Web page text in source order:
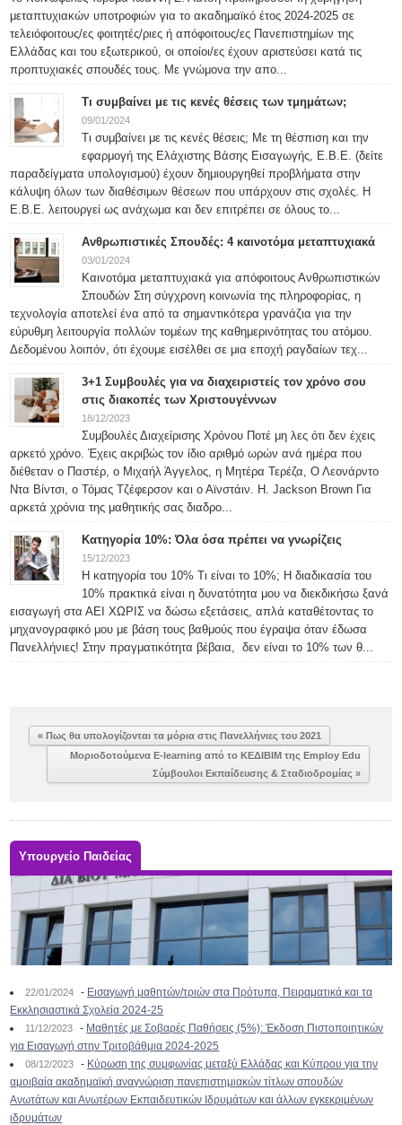
μεταπτυχιακών υποτροφιών για το ακαδημαϊκό έτος 2024-2025 σε
τελειόφοιτους/ες φοιτητές/ριες ή απόφοιτους/ες Πανεπιστημίων της
Ελλάδας και του εξωτερικού, οι οποίοι/ες έχουν αριστεύσει κατά τις
προπτυχιακές σπουδές τους. Με γνώμονα την απο...
Τι συμβαίνει με τις κενές θέσεις των τμημάτων;
09/01/2024
Τι συμβαίνει με τις κενές θέσεις; Με τη θέσπιση και την
εφαρμογή της Ελάχιστης Βάσης Εισαγωγής, Ε.Β.Ε. (δείτε
παραδείγματα υπολογισμού) έχουν δημιουργηθεί προβλήματα στην
κάλυψη όλων των διαθέσιμων θέσεων που υπάρχουν στις σχολές. Η
Ε.Β.Ε. λειτουργεί ως ανάχωμα και δεν επιτρέπει σε όλους το...
Ανθρωπιστικές Σπουδές: 4 καινοτόμα μεταπτυχιακά
03/01/2024
Καινοτόμα μεταπτυχιακά για απόφοιτους Ανθρωπιστικών
Σπουδών Στη σύγχρονη κοινωνία της πληροφορίας, η
τεχνολογία αποτελεί ένα από τα σημαντικότερα γρανάζια για την
εύρυθμη λειτουργία πολλών τομέων της καθημερινότητας του ατόμου.
Δεδομένου λοιπόν, ότι έχουμε εισέλθει σε μια εποχή ραγδαίων τεχ...
3+1 Συμβουλές για να διαχειριστείς τον χρόνο σου
στις διακοπές των Χριστουγέννων
18/12/2023
Συμβουλές Διαχείρισης Χρόνου Ποτέ μη λες ότι δεν έχεις
αρκετό χρόνο. Έχεις ακριβώς τον ίδιο αριθμό ωρών ανά ημέρα που
διέθεταν ο Παστέρ, ο Μιχαήλ Άγγελος, η Μητέρα Τερέζα, Ο Λεονάρντο
Ντα Βίντσι, ο Τόμας Τζέφερσον και ο Αϊνστάιν. H. Jackson Brown Για
αρκετά χρόνια της μαθητικής σας διαδρο...
Κατηγορία 10%: Όλα όσα πρέπει να γνωρίζεις
15/12/2023
Η κατηγορία του 10% Τι είναι το 10%; Η διαδικασία του
10% πρακτικά είναι η δυνατότητα μου να διεκδικήσω ξανά
εισαγωγή στα ΑΕΙ ΧΩΡΙΣ να δώσω εξετάσεις, απλά καταθέτοντας το
μηχανογραφικό μου με βάση τους βαθμούς που έγραψα όταν έδωσα
Πανελλήνιες! Στην πραγματικότητα βέβαια, δεν είναι το 10% των θ...
« Πως θα υπολογίζονται τα μόρια στις Πανελλήνιες του 2021
Μοριοδοτούμενα E-learning από το ΚΕΔΙΒΙΜ της Employ Edu
Σύμβουλοι Εκπαίδευσης & Σταδιοδρομίας »
Υπουργείο Παιδείας
22/01/2024 - Εισαγωγή μαθητών/τριών στα Πρότυπα, Πειραματικά και τα
Εκκλησιαστικά Σχολεία 2024-25
11/12/2023 - Μαθητές με Σοβαρές Παθήσεις (5%): Έκδοση Πιστοποιητικών
για Εισαγωγή στην Τριτοβάθμια 2024-2025
08/12/2023 - Κύρωση της συμφωνίας μεταξύ Ελλάδας και Κύπρου για την
αμοιβαία ακαδημαϊκή αναγνώριση πανεπιστημιακών τίτλων σπουδών
Ανωτάτων και Ανωτέρων Εκπαιδευτικών Ιδρυμάτων και άλλων εγκεκριμένων
ιδρυμάτων